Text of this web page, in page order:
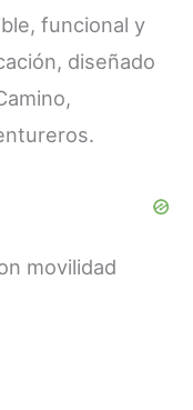
funcional y
diseñado
movilidad